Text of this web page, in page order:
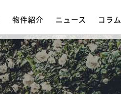
物件紹介 ニュース コラム